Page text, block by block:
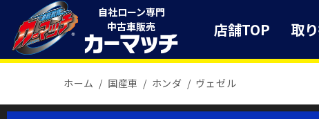
自社ローン専門
中古車販売
店舗TOP 取
ホーム 国産車 ホンダ ヴェゼル